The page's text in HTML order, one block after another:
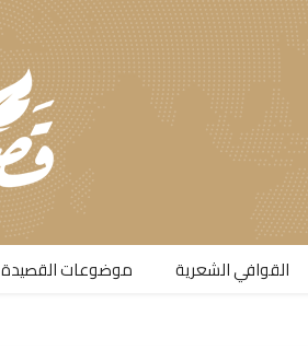
القوافي الشعرية​ موضوعات القصيدة​